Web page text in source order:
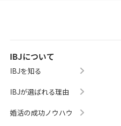
IBJについて
IBJを知る
IBJが選ばれる理由
婚活の成功ノウハウ